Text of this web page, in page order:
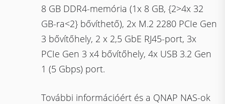
8 GB DDR4-memória (1x 8 GB, {2>4x 32
GB-ra<2} bővíthető), 2x M.2 2280 PCIe Gen
3 bővítőhely, 2 x 2,5 GbE RJ45-port, 3x
PCIe Gen 3 x4 bővítőhely, 4x USB 3.2 Gen
1 (5 Gbps) port.
További információért és a QNAP NAS-ok